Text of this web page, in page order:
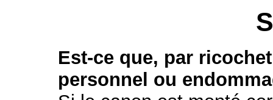
Est-ce que, par
personnel ou